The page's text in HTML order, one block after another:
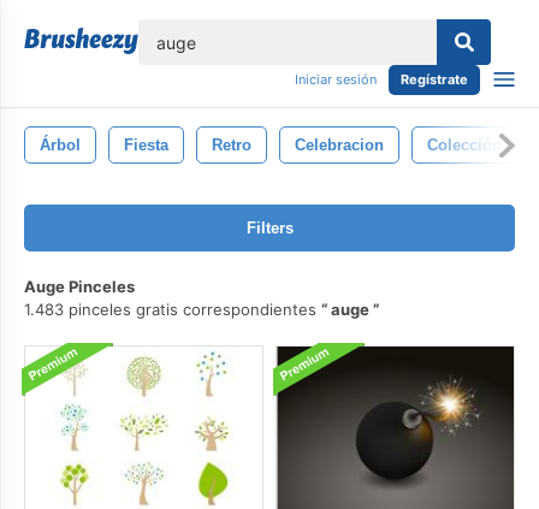
Iniciar sesión Regístrate
Árbol Fiesta Retro Celebracion Colección
Filters
Auge Pinceles
1.483 pinceles gratis correspondientes
auge